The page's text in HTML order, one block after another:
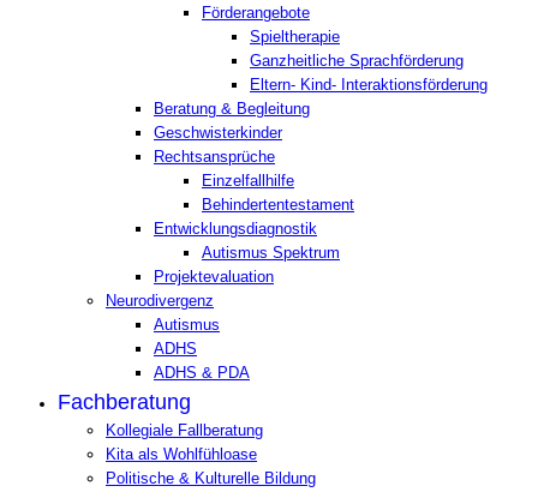
Förderangebote
Spieltherapie
Ganzheitliche Sprachförderung
Eltern- Kind- Interaktionsförderung
Beratung & Begleitung
Geschwisterkinder
Rechtsansprüche
Einzelfallhilfe
Behindertentestament
Entwicklungsdiagnostik
Autismus Spektrum
Projektevaluation
Neurodivergenz
Autismus
ADHS
ADHS & PDA
Fachberatung
Kollegiale Fallberatung
Kita als Wohlfühloase
Politische & Kulturelle Bildung